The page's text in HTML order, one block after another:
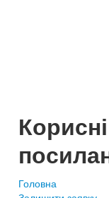
Корисні
Головна